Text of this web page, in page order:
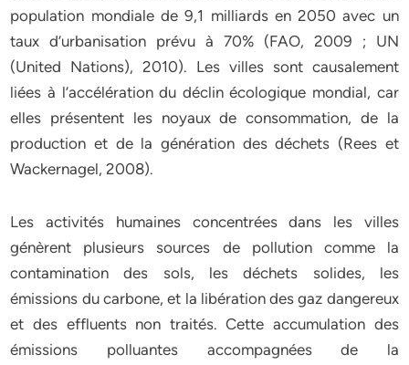
population mondiale de 9,1 milliards en 2050 avec un
taux d’urbanisation prévu à 70% (FAO, 2009 ; UN
(United Nations), 2010). Les villes sont causalement
liées à l’accélération du déclin écologique mondial, car
elles présentent les noyaux de consommation, de la
production et de la génération des déchets (Rees et
Wackernagel, 2008).
Les activités humaines concentrées dans les villes
génèrent plusieurs sources de pollution comme la
contamination des sols, les déchets solides, les
émissions du carbone, et la libération des gaz dangereux
et des effluents non traités. Cette accumulation des
émissions polluantes accompagnées de la